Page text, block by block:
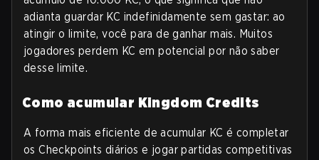
adianta guardar KC indefinidamente sem gastar: ao
atingir o limite, você para de ganhar mais. Muitos
jogadores perdem KC em potencial por não saber
desse limite.
Como acumular Kingdom Credits
A forma mais eficiente de acumular KC é completar
os Checkpoints diários e jogar partidas competitivas